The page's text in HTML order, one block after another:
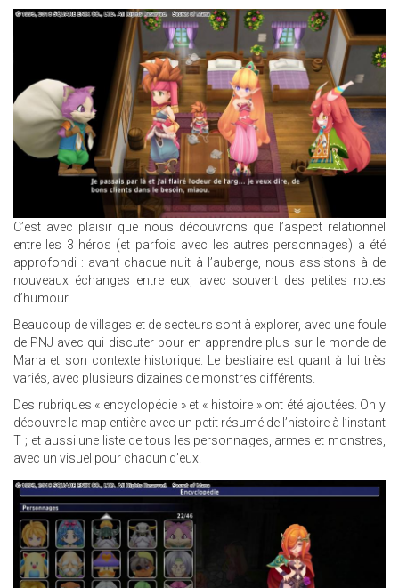
25.JPG
C’est avec plaisir que nous découvrons que l’aspect relationnel
entre les 3 héros (et parfois avec les autres personnages) a été
approfondi : avant chaque nuit à l’auberge, nous assistons à de
nouveaux échanges entre eux, avec souvent des petites notes
d’humour.
Beaucoup de villages et de secteurs sont à explorer, avec une foule
de PNJ avec qui discuter pour en apprendre plus sur le monde de
Mana et son contexte historique. Le bestiaire est quant à lui très
variés, avec plusieurs dizaines de monstres différents.
Des rubriques « encyclopédie » et « histoire » ont été ajoutées. On y
découvre la map entière avec un petit résumé de l’histoire à l’instant
T ; et aussi une liste de tous les personnages, armes et monstres,
avec un visuel pour chacun d’eux.
3.JPG